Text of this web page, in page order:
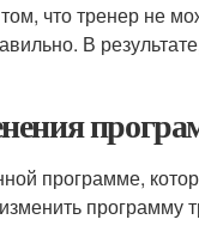
что тренер не
В
программе,